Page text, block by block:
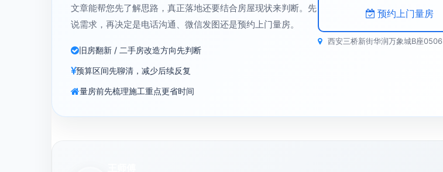
文章能帮您先了解思路，真正落地还要结合房屋现状来判断。先
说需求，再决定是电话沟通、微信发图还是预约上门量房。
旧房翻新 / 二手房改造方向先判断
预算区间先聊清，减少后续反复
量房前先梳理施工重点更省时间
预约上门量房
西安三桥新街华润万象城B座0506